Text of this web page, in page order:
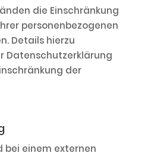
die Einschränkung
personenbezogenen
Details hierzu
Datenschutzerklärung
der
bei einem externen